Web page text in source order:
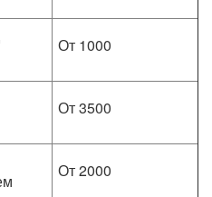
От 1000
От 3500
От 2000